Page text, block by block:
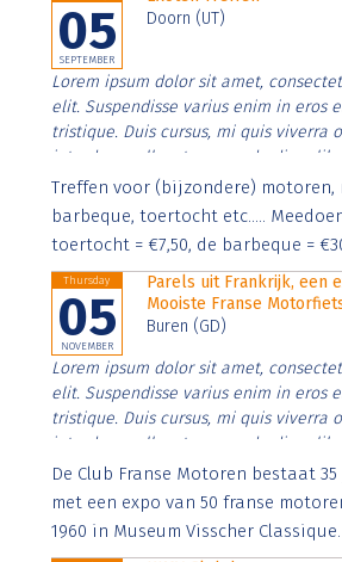
05
SEPTEMBER
Doorn (UT)
Lorem ipsum dolor sit amet,
elit. Suspendisse varius enim in eros
tristique. Duis cursus, mi quis viverra
interdum nulla, ut commodo diam
Aenean faucibus nibh et justo cursus
imperdiet. Nunc ut sem vitae risus
Treffen voor (bijzondere) motoren,
barbeque, toertocht etc.....
toertocht = €7,50, de barbeque =
Thursday
05
NOVEMBER
Parels uit Frankrijk, een
Mooiste Franse
Buren (GD)
Lorem ipsum dolor sit amet,
elit. Suspendisse varius enim in eros
tristique. Duis cursus, mi quis viverra
interdum nulla, ut commodo diam
Aenean faucibus nibh et justo cursus
imperdiet. Nunc ut sem vitae risus
De Club Franse Motoren bestaat
met een expo van 50 franse
1960 in Museum Visscher Classique.